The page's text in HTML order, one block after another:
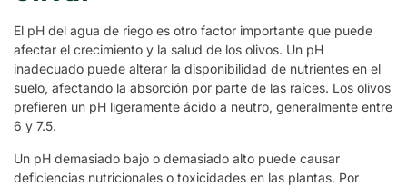
El pH del agua de riego es otro factor importante que puede
afectar el crecimiento y la salud de los olivos. Un pH
inadecuado puede alterar la disponibilidad de nutrientes en el
suelo, afectando la absorción por parte de las raíces. Los olivos
prefieren un pH ligeramente ácido a neutro, generalmente entre
6 y 7.5.
Un pH demasiado bajo o demasiado alto puede causar
deficiencias nutricionales o toxicidades en las plantas. Por